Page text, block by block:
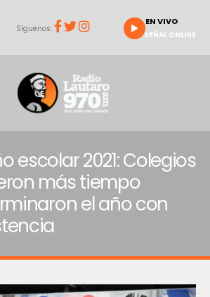
Síguenos:
EN VIVO
SEÑAL ONLINE
escolar 2021: Colegios
más tiempo
el año con